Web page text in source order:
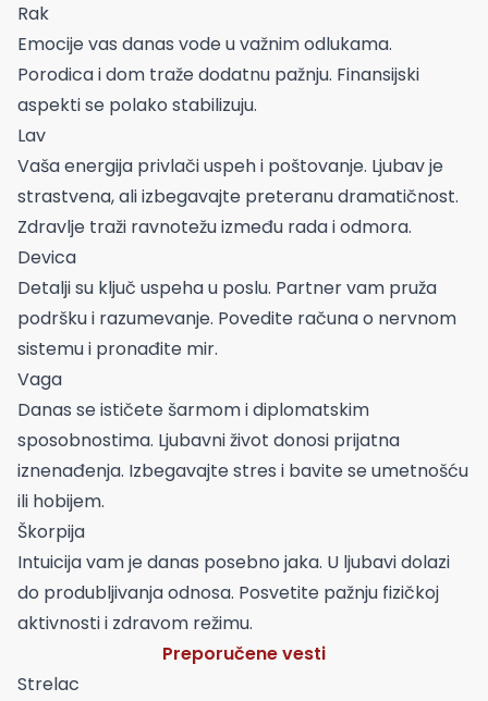
Rak
Emocije vas danas vode u važnim odlukama.
Porodica i dom traže dodatnu pažnju. Finansijski
aspekti se polako stabilizuju.
Lav
Vaša energija privlači uspeh i poštovanje. Ljubav je
strastvena, ali izbegavajte preteranu dramatičnost.
Zdravlje traži ravnotežu između rada i odmora.
Devica
Detalji su ključ uspeha u poslu. Partner vam pruža
podršku i razumevanje. Povedite računa o nervnom
sistemu i pronađite mir.
Vaga
Danas se ističete šarmom i diplomatskim
sposobnostima. Ljubavni život donosi prijatna
iznenađenja. Izbegavajte stres i bavite se umetnošću
ili hobijem.
Škorpija
Intuicija vam je danas posebno jaka. U ljubavi dolazi
do produbljivanja odnosa. Posvetite pažnju fizičkoj
aktivnosti i zdravom režimu.
Preporučene vesti
Strelac